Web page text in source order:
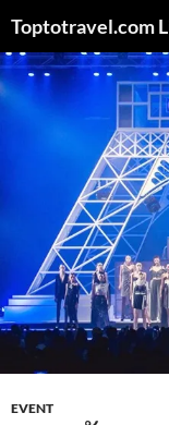
content
Toptotravel.com
EVENT